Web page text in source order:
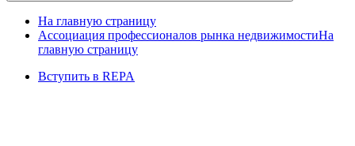
На главную страницу
Ассоциация профессионалов рынка недвижимостиНа
главную страницу
Вступить в REPA